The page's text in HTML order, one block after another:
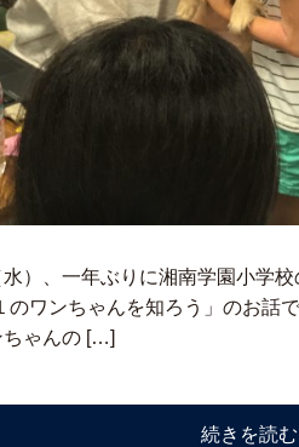
）、一年ぶりに湘南学園小学
ワンちゃんを知ろう」のお話
ちゃんの […]
続きを読